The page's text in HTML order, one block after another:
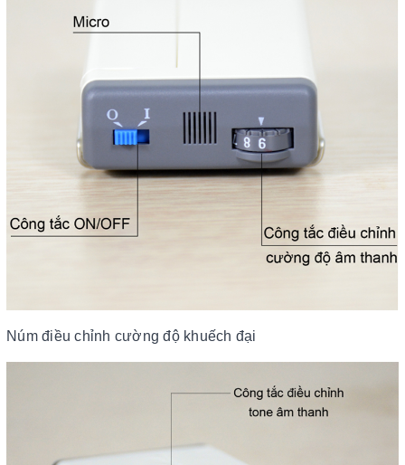
Núm điều chỉnh cường độ khuếch đại